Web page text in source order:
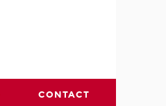
CONTACT